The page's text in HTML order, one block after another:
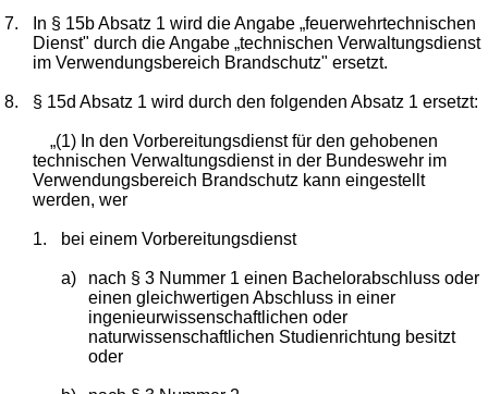
7.
In § 15b Absatz 1 wird die Angabe „feuerwehrtechnischen
Dienst" durch die Angabe „technischen Verwaltungsdienst
im Verwendungsbereich Brandschutz" ersetzt.
8. § 15d Absatz 1 wird durch den folgenden Absatz 1 ersetzt:
„(1) In den Vorbereitungsdienst für den gehobenen
technischen Verwaltungsdienst in der Bundeswehr im
Verwendungsbereich Brandschutz kann eingestellt
werden, wer
1. bei einem Vorbereitungsdienst
a)
nach § 3 Nummer 1 einen Bachelorabschluss oder
einen gleichwertigen Abschluss in einer
ingenieurwissenschaftlichen oder
naturwissenschaftlichen Studienrichtung besitzt
oder